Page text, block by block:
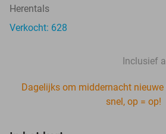
Herentals
Verkocht: 628
Inclusief
Dagelijks om middernacht nieuwe
snel, op = op!